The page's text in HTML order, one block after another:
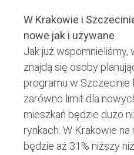
W Krakowie i
nowe jak i używane
Jak już wspomnieliśmy,
znajdą się osoby
programu w Szczecinie
zarówno limit dla
mieszkań będzie dużo
rynkach. W Krakowie
będzie aż 31% niższy